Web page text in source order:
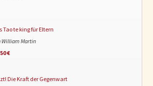
Tao te king für Eltern
William Martin
€
Die Kraft der Gegenwart